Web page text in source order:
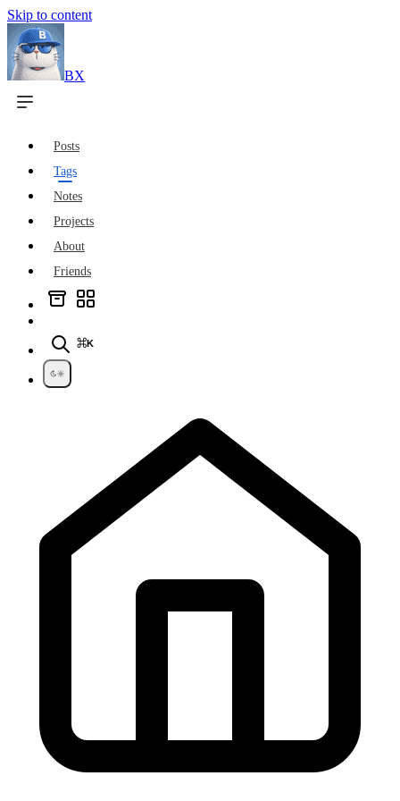
Skip to content
BX
Posts
Tags
Notes
Projects
About
Friends
⌘K